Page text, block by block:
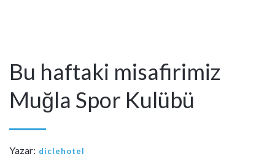
Bu haftaki misafirimiz
Muğla Spor Kulübü
Yazar: diclehotel